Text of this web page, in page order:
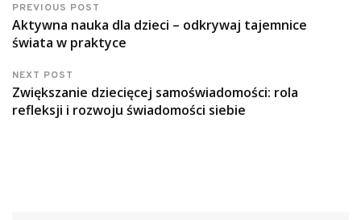
PREVIOUS POST
Aktywna nauka dla dzieci – odkrywaj tajemnice
świata w praktyce
NEXT POST
Zwiększanie dziecięcej samoświadomości: rola
refleksji i rozwoju świadomości siebie